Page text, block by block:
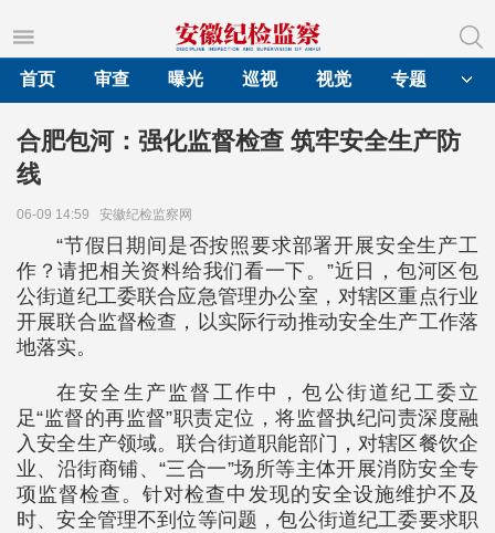
首页
审查 曝光 巡视 视觉 专题
合肥包河：强化监督检查 筑牢安全生产防
线
06-09 14:59 安徽纪检监察网
“节假日期间是否按照要求部署开展安全生产工
作？请把相关资料给我们看一下。”近日，包河区包
公街道纪工委联合应急管理办公室，对辖区重点行业
开展联合监督检查，以实际行动推动安全生产工作落
地落实。
在安全生产监督工作中，包公街道纪工委立
足“监督的再监督”职责定位，将监督执纪问责深度融
入安全生产领域。联合街道职能部门，对辖区餐饮企
业、沿街商铺、“三合一”场所等主体开展消防安全专
项监督检查。针对检查中发现的安全设施维护不及
时、安全管理不到位等问题，包公街道纪工委要求职